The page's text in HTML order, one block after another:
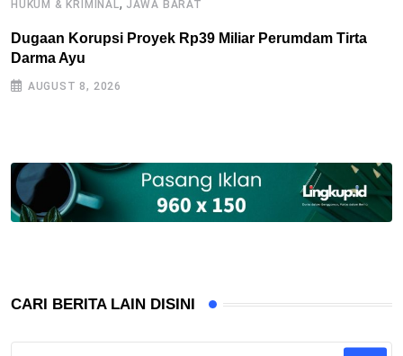
HUKUM & KRIMINAL JAWA BARAT
Dugaan Korupsi Proyek Rp39 Miliar Perumdam Tirta
Darma Ayu
AUGUST 8, 2026
CARI BERITA LAIN DISINI